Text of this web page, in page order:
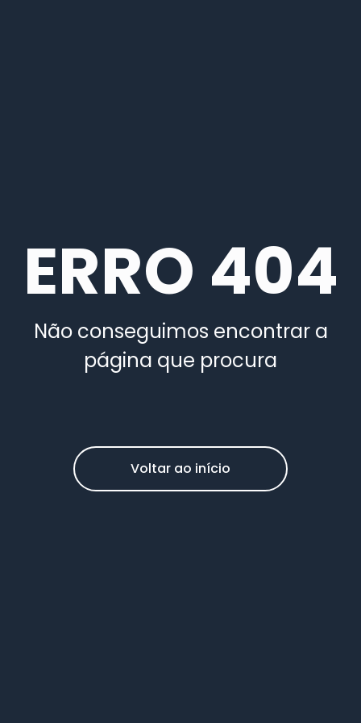
ERRO 404
Não conseguimos encontrar a
página que procura
Voltar ao início